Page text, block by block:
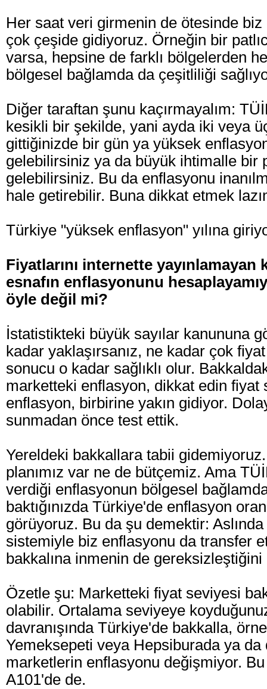
Her saat veri girmenin de ötesinde biz
çok çeşide gidiyoruz. Örneğin bir
varsa, hepsine de farklı bölgelerden
bölgesel bağlamda da çeşitliliği
Diğer taraftan şunu kaçırmayalım:
kesikli bir şekilde, yani ayda iki veya
gittiğinizde bir gün ya yüksek
gelebilirsiniz ya da büyük ihtimalle bir
gelebilirsiniz. Bu da enflasyonu
hale getirebilir. Buna dikkat etmek
Türkiye "yüksek enflasyon" yılına
Fiyatlarını internette
esnafın enflasyonunu
öyle değil mi?
İstatistikteki büyük sayılar kanununa
kadar yaklaşırsanız, ne kadar çok
sonucu o kadar sağlıklı olur.
marketteki enflasyon, dikkat edin fiyat
enflasyon, birbirine yakın gidiyor.
sunmadan önce test ettik.
Yereldeki bakkallara tabii
planımız var ne de bütçemiz. Ama
verdiği enflasyonun bölgesel bağlamda
baktığınızda Türkiye'de enflasyon
görüyoruz. Bu da şu demektir:
sistemiyle biz enflasyonu da transfer
bakkalına inmenin de
Özetle şu: Marketteki fiyat seviyesi
olabilir. Ortalama seviyeye
davranışında Türkiye'de bakkalla,
Yemeksepeti veya Hepsiburada ya da
marketlerin enflasyonu değişmiyor.
A101'de de.